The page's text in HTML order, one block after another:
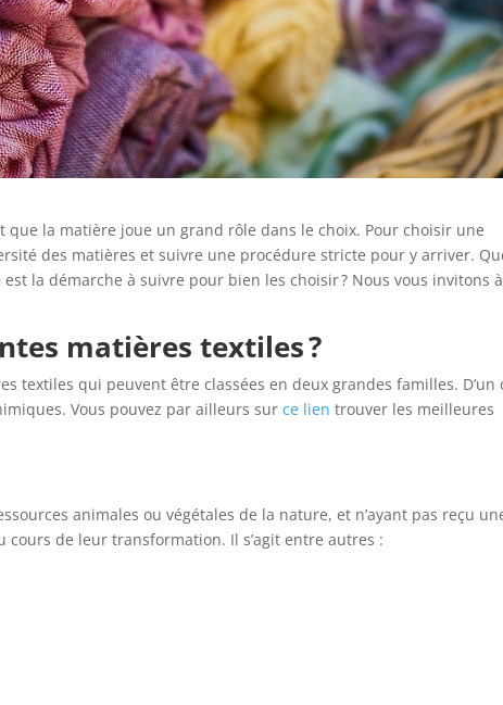
que la matière joue un grand rôle dans le choix. Pour choisir une
des matières et suivre une procédure stricte pour y arriver.
la démarche à suivre pour bien les choisir ? Nous vous invitons
matières textiles ?
textiles qui peuvent être classées en deux grandes familles. D’un
Vous pouvez par ailleurs surce lien trouver les meilleures
animales ou végétales de la nature, et n’ayant pas reçu
de leur transformation. Il s’agit entre autres :